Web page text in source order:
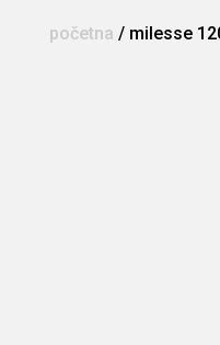
početna / milesse